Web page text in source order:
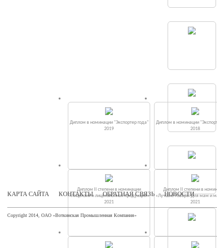
Диплом в номинации "Экспортер года"
2019
Диплом в номинации
2018
Диплом II степени в номинации
«Лицензия и лицензионная продукция»
2021
Диплом II степени в
«Лучшие товары для мам и
2021
КАРТА САЙТА КОНТАКТЫ ОБРАТНАЯ СВЯЗЬ НОВОСТИ
Copyright 2014, ОАО «Воткинская Промышленная Компания»